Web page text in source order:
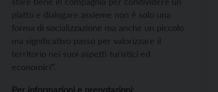
piatto e dialogare assieme non è solo una
forma di socializzazione ma anche un piccolo
ma significativo passo per valorizzare il
territorio nei suoi aspetti turistici ed
economici”.
Per informazioni e prenotazioni: